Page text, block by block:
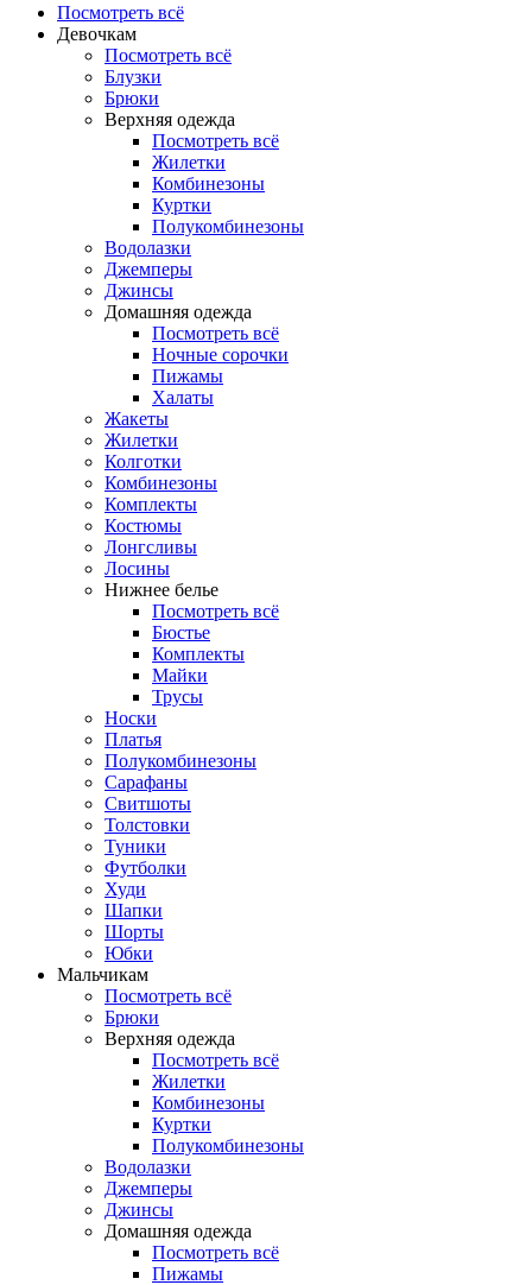
Посмотреть всё
Девочкам
Посмотреть всё
Блузки
Брюки
Верхняя одежда
Посмотреть всё
Жилетки
Комбинезоны
Куртки
Полукомбинезоны
Водолазки
Джемперы
Джинсы
Домашняя одежда
Посмотреть всё
Ночные сорочки
Пижамы
Халаты
Жакеты
Жилетки
Колготки
Комбинезоны
Комплекты
Костюмы
Лонгсливы
Лосины
Нижнее белье
Посмотреть всё
Бюстье
Комплекты
Майки
Трусы
Носки
Платья
Полукомбинезоны
Сарафаны
Свитшоты
Толстовки
Туники
Футболки
Худи
Шапки
Шорты
Юбки
Мальчикам
Посмотреть всё
Брюки
Верхняя одежда
Посмотреть всё
Жилетки
Комбинезоны
Куртки
Полукомбинезоны
Водолазки
Джемперы
Джинсы
Домашняя одежда
Посмотреть всё
Пижамы